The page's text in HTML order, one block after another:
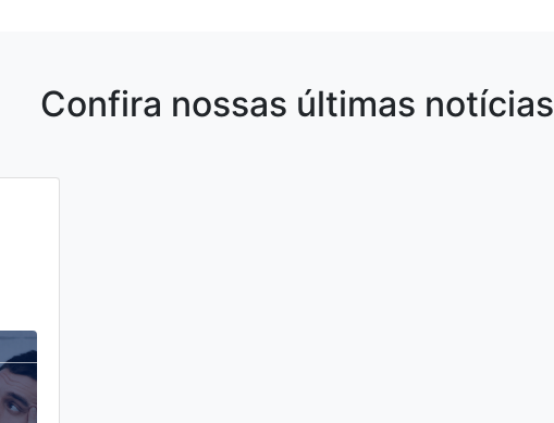
Confira nossas últimas notícias